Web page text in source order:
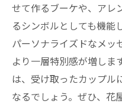
せて作るブーケや、アレ
るシンボルとしても機能
パーソナライズドなメッ
より一層特別感が増しま
は、受け取ったカップル
なるでしょう。ぜひ、花